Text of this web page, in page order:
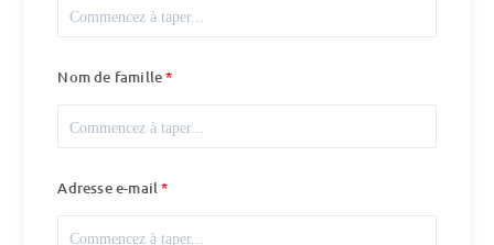
Nom de famille
Adresse e-mail